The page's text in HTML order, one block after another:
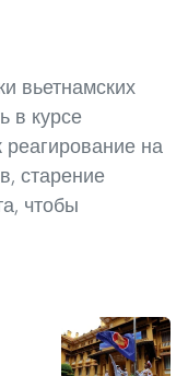
вьетнамских
в курсе
реагирование на
старение
чтобы